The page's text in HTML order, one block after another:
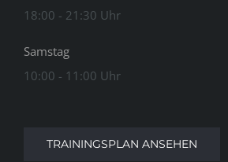
18:00 - 21:30 Uhr
Samstag
10:00 - 11:00 Uhr
TRAININGSPLAN ANSEHEN